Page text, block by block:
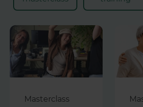
Masterclass